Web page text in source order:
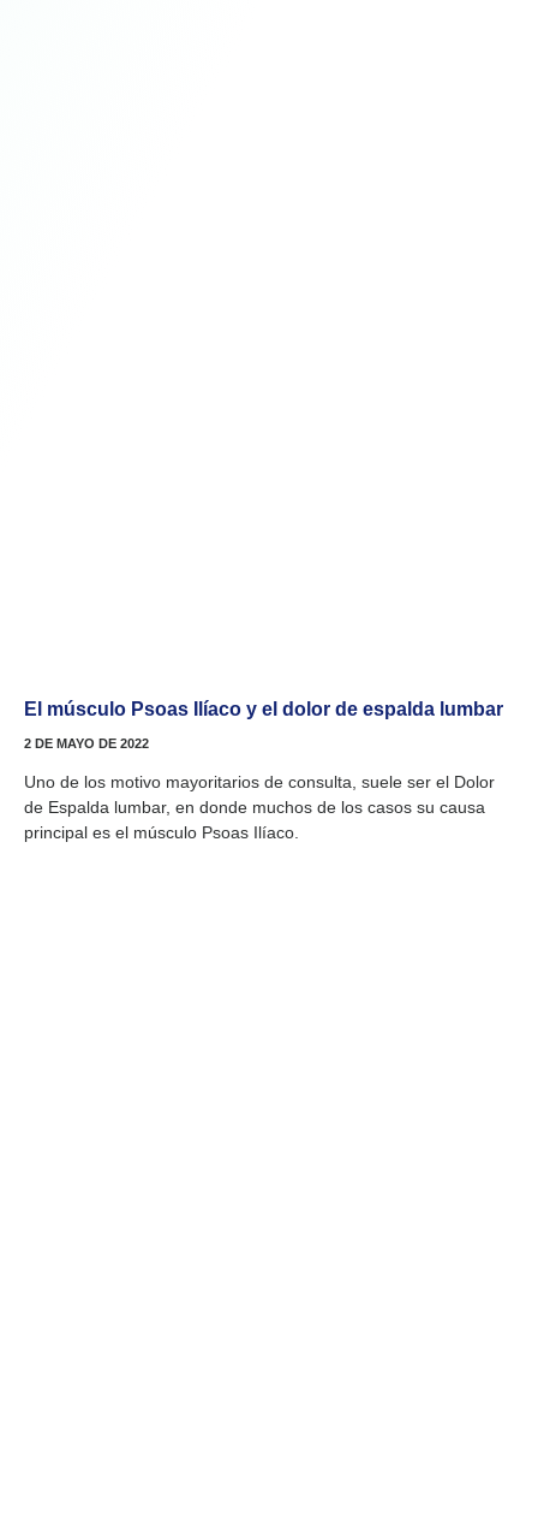
El músculo Psoas Ilíaco y el dolor de espalda lumbar
2 DE MAYO DE 2022
Uno de los motivo mayoritarios de consulta, suele ser el Dolor
de Espalda lumbar, en donde muchos de los casos su causa
principal es el músculo Psoas Ilíaco.